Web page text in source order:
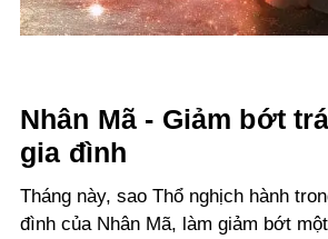
Nhân Mã - Giảm bớt
gia đình
Tháng này, sao Thổ nghịch hành
đình của Nhân Mã, làm giảm bớt